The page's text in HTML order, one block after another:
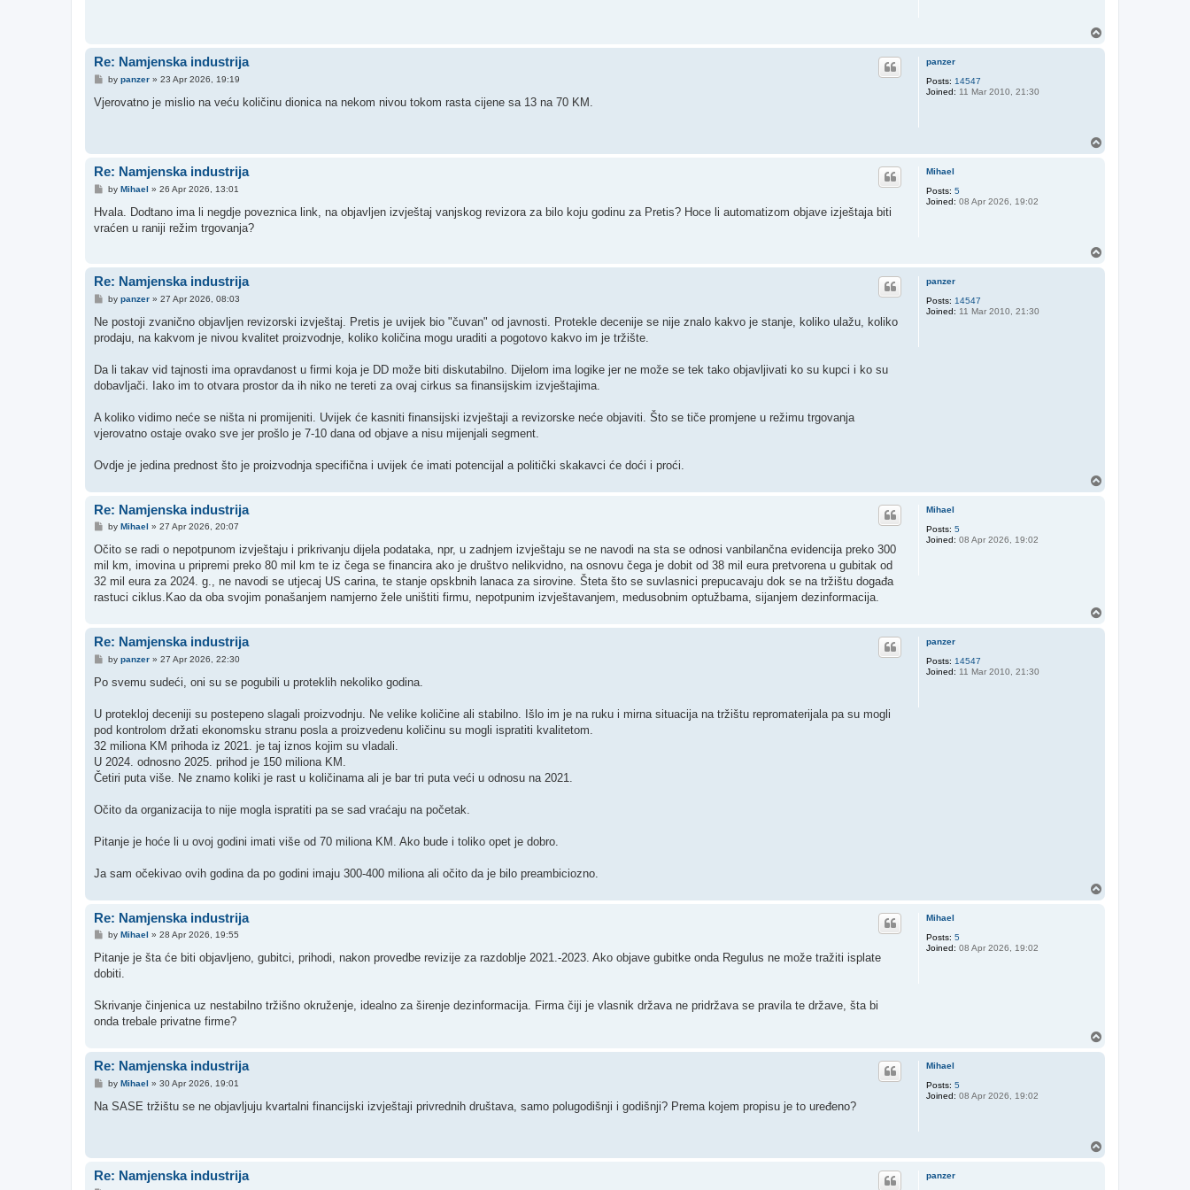
panzer
Posts: 14547
Joined: 11 Mar 2010, 21:30
Re: Namjenska industrija
P
s
by panzer» 23 Apr 2026, 19:19
Vjerovatno je mislio na veću količinu dionica na nekom nivou tokom rasta cijene sa 13 na 70 KM.
Mihael
Posts: 5
Joined: 08 Apr 2026, 19:02
Re: Namjenska industrija
P
s
by Mihael » 26 Apr 2026, 13:01
Hvala. Dodtano ima li negdje poveznica link, na objavljen izvještaj vanjskog revizora za bilo koju godinu za Pretis? Hoce li automatizom objave izještaja biti
vraćen u raniji režim trgovanja?
panzer
Posts: 14547
Joined: 11 Mar 2010, 21:30
Re: Namjenska industrija
P
s
by panzer» 27 Apr 2026, 08:03
Ne postoji zvanično objavljen revizorski izvještaj. Pretis je uvijek bio "čuvan" od javnosti. Protekle decenije se nije znalo kakvo je stanje, koliko ulažu, koliko
prodaju, na kakvom je nivou kvalitet proizvodnje, koliko količina mogu uraditi a pogotovo kakvo im je tržište.
Da li takav vid tajnosti ima opravdanost u firmi koja je DD može biti diskutabilno. Dijelom ima logike jer ne može se tek tako objavljivati ko su kupci i ko su
dobavljači. Iako im to otvara prostor da ih niko ne tereti za ovaj cirkus sa finansijskim izvještajima.
A koliko vidimo neće se ništa ni promijeniti. Uvijek će kasniti finansijski izvještaji a revizorske neće objaviti. Što se tiče promjene u režimu trgovanja
vjerovatno ostaje ovako sve jer prošlo je 7-10 dana od objave a nisu mijenjali segment.
Ovdje je jedina prednost što je proizvodnja specifična i uvijek će imati potencijal a politički skakavci će doći i proći.
Mihael
Posts: 5
Joined: 08 Apr 2026, 19:02
Re: Namjenska industrija
P
s
by Mihael » 27 Apr 2026, 20:07
Očito se radi o nepotpunom izvještaju i prikrivanju dijela podataka, npr, u zadnjem izvještaju se ne navodi na sta se odnosi vanbilančna evidencija preko 300
mil km, imovina u pripremi preko 80 mil km te iz čega se financira ako je društvo nelikvidno, na osnovu čega je dobit od 38 mil eura pretvorena u gubitak od
32 mil eura za 2024. g., ne navodi se utjecaj US carina, te stanje opskbnih lanaca za sirovine. Šteta što se suvlasnici prepucavaju dok se na tržištu događa
rastuci ciklus.Kao da oba svojim ponašanjem namjerno žele uništiti firmu, nepotpunim izvještavanjem, medusobnim optužbama, sijanjem dezinformacija.
panzer
Posts: 14547
Joined: 11 Mar 2010, 21:30
Re: Namjenska industrija
P
s
by panzer» 27 Apr 2026, 22:30
Po svemu sudeći, oni su se pogubili u proteklih nekoliko godina.
U protekloj deceniji su postepeno slagali proizvodnju. Ne velike količine ali stabilno. Išlo im je na ruku i mirna situacija na tržištu repromaterijala pa su mogli
pod kontrolom držati ekonomsku stranu posla a proizvedenu količinu su mogli ispratiti kvalitetom.
32 miliona KM prihoda iz 2021. je taj iznos kojim su vladali.
U 2024. odnosno 2025. prihod je 150 miliona KM.
Četiri puta više. Ne znamo koliki je rast u količinama ali je bar tri puta veći u odnosu na 2021.
Očito da organizacija to nije mogla ispratiti pa se sad vraćaju na početak.
Pitanje je hoće li u ovoj godini imati više od 70 miliona KM. Ako bude i toliko opet je dobro.
Ja sam očekivao ovih godina da po godini imaju 300-400 miliona ali očito da je bilo preambiciozno.
Mihael
Posts: 5
Joined: 08 Apr 2026, 19:02
Re: Namjenska industrija
P
s
by Mihael » 28 Apr 2026, 19:55
Pitanje je šta će biti objavljeno, gubitci, prihodi, nakon provedbe revizije za razdoblje 2021.-2023. Ako objave gubitke onda Regulus ne može tražiti isplate
dobiti.
Skrivanje činjenica uz nestabilno tržišno okruženje, idealno za širenje dezinformacija. Firma čiji je vlasnik država ne pridržava se pravila te države, šta bi
onda trebale privatne firme?
Mihael
Posts: 5
Joined: 08 Apr 2026, 19:02
Re: Namjenska industrija
P
s
by Mihael » 30 Apr 2026, 19:01
Na SASE tržištu se ne objavljuju kvartalni financijski izvještaji privrednih društava, samo polugodišnji i godišnji? Prema kojem propisu je to uređeno?
panzer
Re: Namjenska industrija